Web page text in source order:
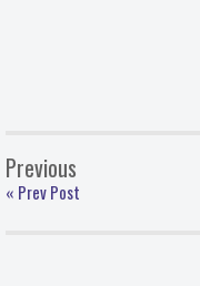
Previous
« Prev Post